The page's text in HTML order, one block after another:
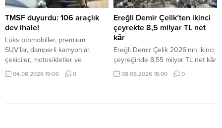
TMSF duyurdu: 106 araçlık
dev ihale!
Lüks otomobiller, premium
SUV'lar, damperli kamyonlar,
çekiciler, motosikletler ve
ekonomik binek araçlar ihalede
alıcılarını bekliyor. İşte detaylar...
04.08.2026 19:00 0
Ereğli Demir Çelik’ten ikinci
çeyrekte 8,5 milyar TL net
kâr
Ereğli Demir Çelik 2026'nın ikinci
çeyreğinde 8,55 milyar TL net kâr
açıkladı. Şirketin ilk yarı net kârı
geçen yılın aynı dönemine göre
08.08.2026 18:00 0